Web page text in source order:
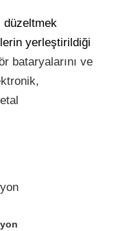
düzeltmek
yerleştirildiği
bataryalarını ve